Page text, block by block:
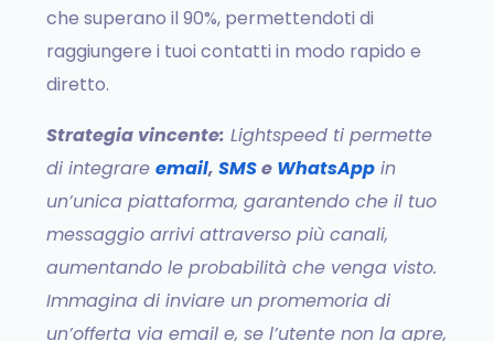
che superano il 90%, permettendoti di
raggiungere i tuoi contatti in modo rapido e
diretto.
Strategia vincente: Lightspeed ti permette
di integrareemail,SMSe WhatsApp in
un’unica piattaforma, garantendo che il tuo
messaggio arrivi attraverso più canali,
aumentando le probabilità che venga visto.
Immagina di inviare un promemoria di
un’offerta via email e, se l’utente non la apre,